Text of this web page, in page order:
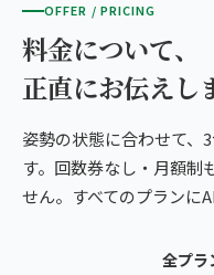
OFFER / PRICING
料金について、
正直にお伝えし
姿勢の状態に合わせて、
す。回数券なし・月額制
せん。すべてのプランに
全プラ